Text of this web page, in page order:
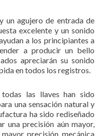
un agujero de entrada de
excelente y un sonido
a los principiantes a
a producir un bello
apreciarán su sonido
en todos los registros.
las llaves han sido
una sensación natural y
ha sido rediseñado
una precisión aún mayor,
precisión mecánica